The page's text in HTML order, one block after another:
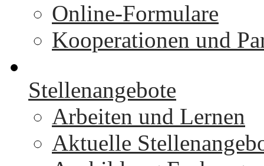
Online-Formulare
Kooperationen und
Stellenangebote
Arbeiten und Lernen
Aktuelle